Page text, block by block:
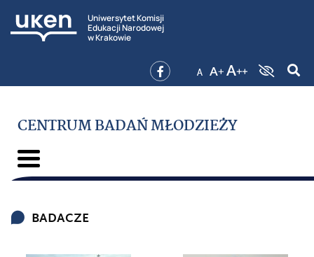
Uniwersytet Komisji
Edukacji Narodowej
w Krakowie
CENTRUM BADAŃ MŁODZIEŻY
BADACZE